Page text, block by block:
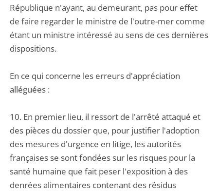
République n'ayant, au demeurant, pas pour effet
de faire regarder le ministre de l'outre-mer comme
étant un ministre intéressé au sens de ces dernières
dispositions.
En ce qui concerne les erreurs d'appréciation
alléguées :
10. En premier lieu, il ressort de l'arrêté attaqué et
des pièces du dossier que, pour justifier l'adoption
des mesures d'urgence en litige, les autorités
françaises se sont fondées sur les risques pour la
santé humaine que fait peser l'exposition à des
denrées alimentaires contenant des résidus